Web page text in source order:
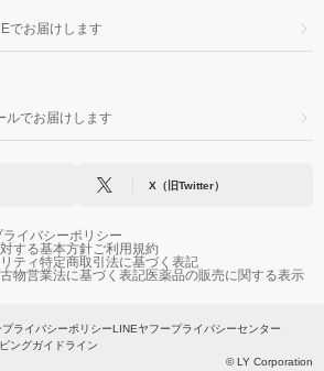
でお届けします
ルでお届けします
X（旧Twitter）
ライバシーポリシー
する基本方針ご利用規約
ティ特定商取引法に基づく表記
古物営業法に基づく表記医薬品の販売に関する表示
ライバシーポリシーLINEヤフープライバシーセンター
ングガイドライン
© LY Corporation